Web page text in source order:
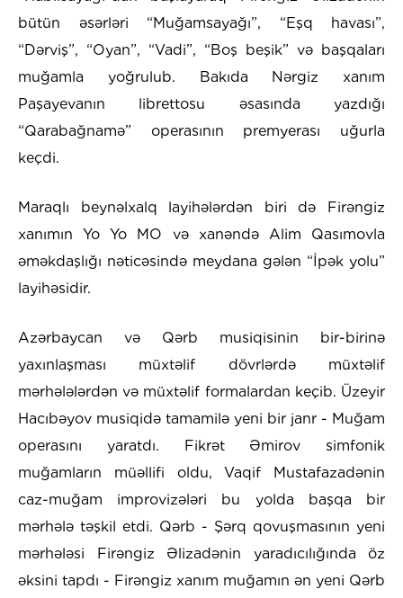
bütün əsərləri “Muğamsayağı”, “Eşq havası”,
“Dərviş”, “Oyan”, “Vadi”, “Boş beşik” və başqaları
muğamla yoğrulub. Bakıda Nərgiz xanım
Paşayevanın librettosu əsasında yazdığı
“Qarabağnamə” operasının premyerası uğurla
keçdi.
Maraqlı beynəlxalq layihələrdən biri də Firəngiz
xanımın Yo Yo MO və xanəndə Alim Qasımovla
əməkdaşlığı nəticəsində meydana gələn “İpək yolu”
layihəsidir.
Azərbaycan və Qərb musiqisinin bir-birinə
yaxınlaşması müxtəlif dövrlərdə müxtəlif
mərhələlərdən və müxtəlif formalardan keçib. Üzeyir
Hacıbəyov musiqidə tamamilə yeni bir janr - Muğam
operasını yaratdı. Fikrət Əmirov simfonik
muğamların müəllifi oldu, Vaqif Mustafazadənin
caz-muğam improvizələri bu yolda başqa bir
mərhələ təşkil etdi. Qərb - Şərq qovuşmasının yeni
mərhələsi Firəngiz Əlizadənin yaradıcılığında öz
əksini tapdı - Firəngiz xanım muğamın ən yeni Qərb